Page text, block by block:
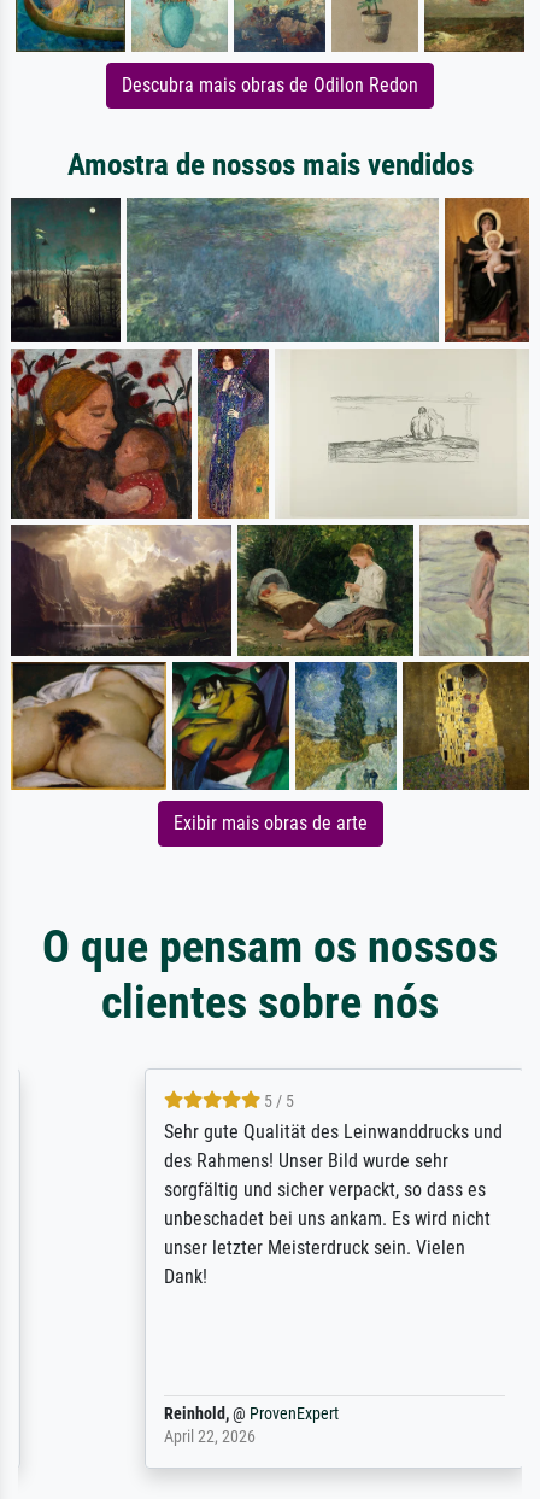
Descubra mais obras de Odilon Redon
Amostra de nossos mais vendidos
Exibir mais obras de arte
O que pensam os nossos
clientes sobre nós
5 / 5
Sehr gute Qualität des Leinwanddrucks und
des Rahmens! Unser Bild wurde sehr
sorgfältig und sicher verpackt, so dass es
unbeschadet bei uns ankam. Es wird nicht
unser letzter Meisterdruck sein. Vielen
Reinhold,@ProvenExpert
April 22, 2026